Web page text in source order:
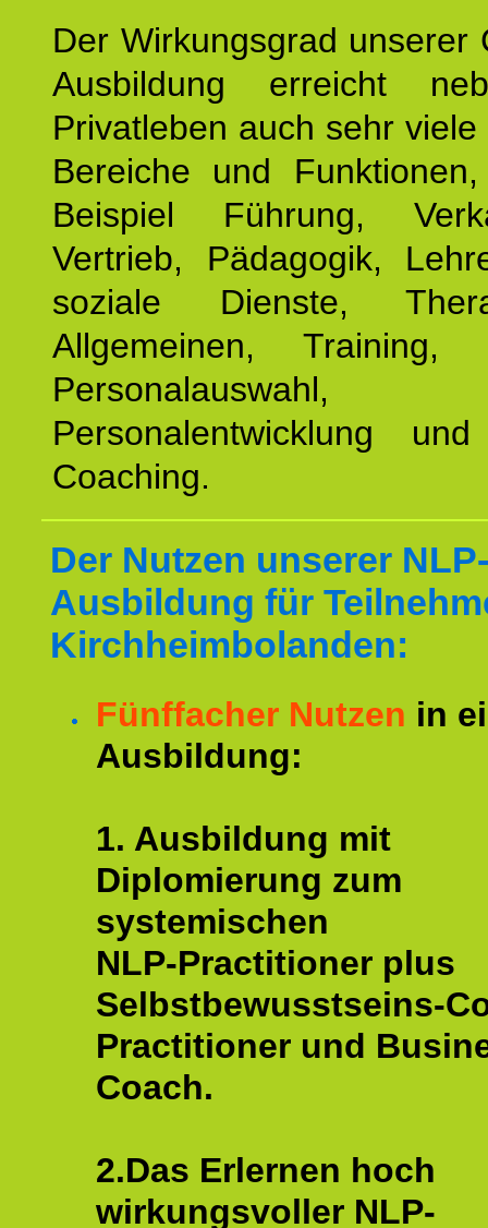
Der Wirkungsgrad unserer
Ausbildung erreicht
Privatleben auch sehr
Bereiche und
Beispiel Führung,
Vertrieb, Pädagogik,
soziale Dienste,
Allgemeinen, Training,
Personalauswahl,
Personalentwicklung
Coaching.
Der Nutzen unserer
Ausbildung für
Kirchheimbolanden:
Fünffacher Nutzen in
Ausbildung:
1. Ausbildung mit
Diplomierung zum
systemischen
NLP-Practitioner plus
Selbstbewusstseins-
Practitioner und
Coach.
2.Das Erlernen hoch
wirkungsvoller NLP-